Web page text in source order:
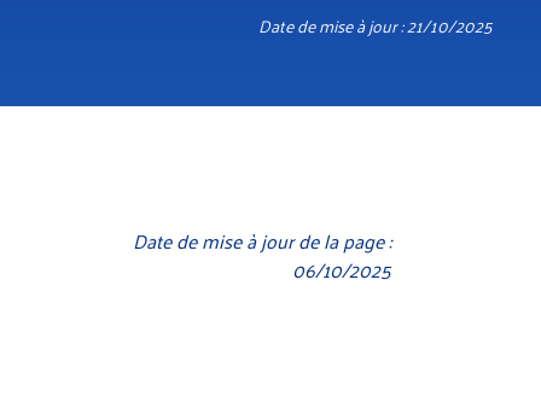
Date de mise à jour : 21/10/2025
Date de mise à jour de la page :
06/10/2025